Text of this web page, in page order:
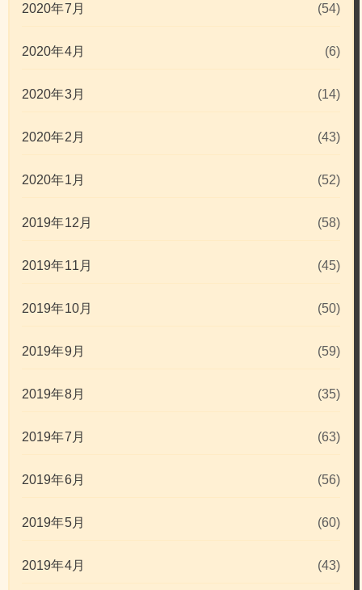
2020年7月 (54)
2020年4月 (6)
2020年3月 (14)
2020年2月 (43)
2020年1月 (52)
2019年12月 (58)
2019年11月 (45)
2019年10月 (50)
2019年9月 (59)
2019年8月 (35)
2019年7月 (63)
2019年6月 (56)
2019年5月 (60)
2019年4月 (43)